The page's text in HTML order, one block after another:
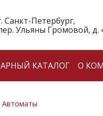
Санкт-Петербург,
Ульяны Громовой, д.
КАТАЛОГ О
Автоматы